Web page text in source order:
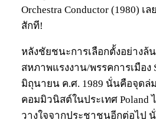
Orchestra Conductor (1980) เ
สักที!
หลังชัยชนะการเลือกตั้งอย่างล้
สหภาพแรงงาน/พรรคการเมือง
มิถุนายน ค.ศ. 1989 นั่นคือจุดล่
คอมมิวนิสต์ในประเทศ Poland
วางใจจากประชาชนอีกต่อไป